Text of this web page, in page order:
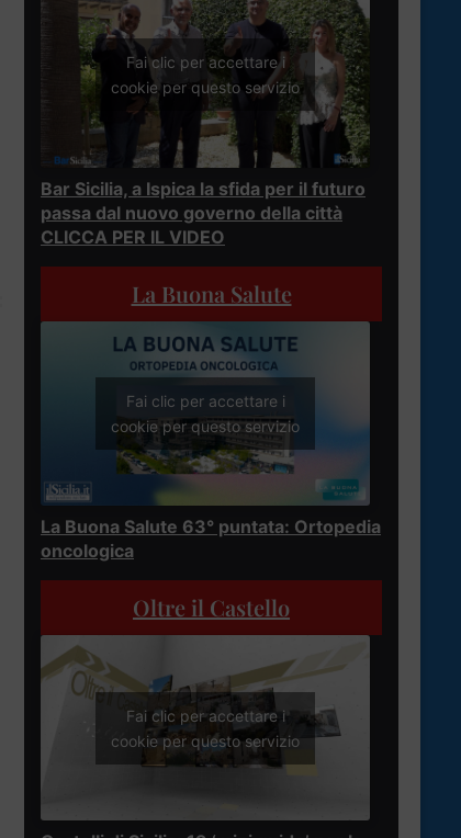
Fai clic per accettare i
cookie per questo servizio
Bar Sicilia, a Ispica la sfida per il futuro
passa dal nuovo governo della città
CLICCA PER IL VIDEO
La Buona Salute
Fai clic per accettare i
cookie per questo servizio
La Buona Salute 63° puntata: Ortopedia
oncologica
Oltre il Castello
Fai clic per accettare i
cookie per questo servizio